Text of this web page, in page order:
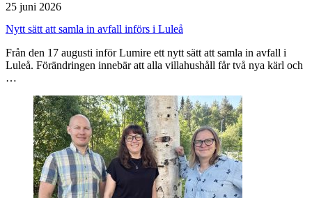
25 juni 2026
Nytt sätt att samla in avfall införs i Luleå
Från den 17 augusti inför Lumire ett nytt sätt att samla in avfall i
Luleå. Förändringen innebär att alla villahushåll får två nya kärl och
…